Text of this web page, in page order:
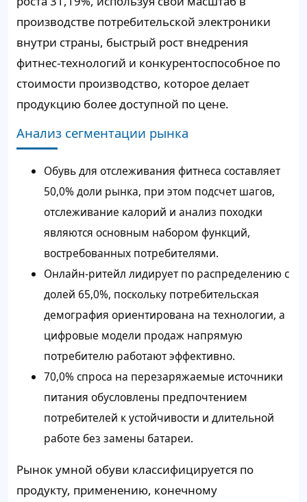
производстве потребительской электроники
внутри страны, быстрый рост внедрения
фитнес-технологий и конкурентоспособное по
стоимости производство, которое делает
продукцию более доступной по цене.
Анализ сегментации рынка
Обувь для отслеживания фитнеса составляет
50,0% доли рынка, при этом подсчет шагов,
отслеживание калорий и анализ походки
являются основным набором функций,
востребованных потребителями.
Онлайн-ритейл лидирует по распределению с
долей 65,0%, поскольку потребительская
демография ориентирована на технологии, а
цифровые модели продаж напрямую
потребителю работают эффективно.
70,0% спроса на перезаряжаемые источники
питания обусловлены предпочтением
потребителей к устойчивости и длительной
работе без замены батареи.
Рынок умной обуви классифицируется по
продукту, применению, конечному